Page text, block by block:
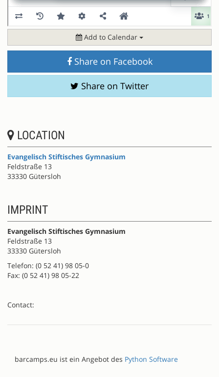
Add to Calendar
Share on Facebook
Share on Twitter
LOCATION
Evangelisch Stiftisches Gymnasium
Feldstraße 13
33330 Gütersloh
IMPRINT
Evangelisch Stiftisches Gymnasium
Feldstraße 13
33330 Gütersloh
Telefon: (0 52 41) 98 05-0
Fax: (0 52 41) 98 05-22
Contact:
barcamps.eu ist ein Angebot des Python Software